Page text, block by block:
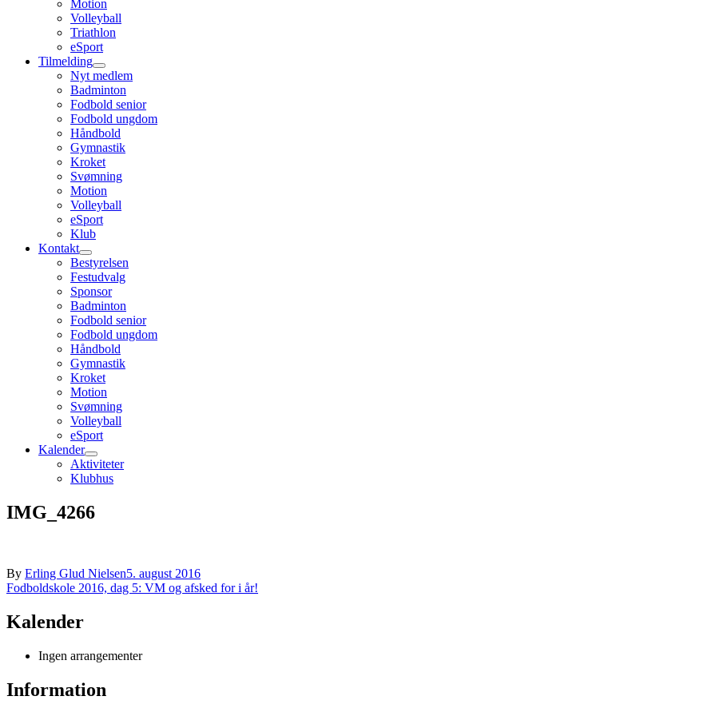
Motion
Volleyball
Triathlon
eSport
Tilmelding
Nyt medlem
Badminton
Fodbold senior
Fodbold ungdom
Håndbold
Gymnastik
Kroket
Svømning
Motion
Volleyball
eSport
Klub
Kontakt
Bestyrelsen
Festudvalg
Sponsor
Badminton
Fodbold senior
Fodbold ungdom
Håndbold
Gymnastik
Kroket
Motion
Svømning
Volleyball
eSport
Kalender
Aktiviteter
Klubhus
IMG_4266
By Erling Glud Nielsen5. august 2016
Indlægsnavigation
Fodboldskole 2016, dag 5: VM og afsked for i år!
Kalender
Ingen arrangementer
Information